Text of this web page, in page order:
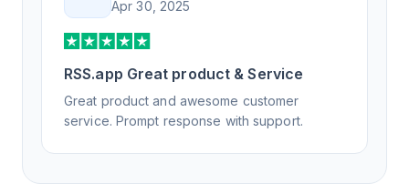
Apr 30, 2025
RSS.app Great product & Service
Great product and awesome customer
service. Prompt response with support.